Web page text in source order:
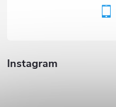
Instagram